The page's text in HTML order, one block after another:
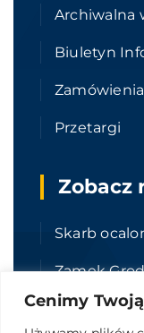
Cenimy
Archiwalna
Biuletyn
Przetargi
Zobacz
Skarb
Zamek
Geopark